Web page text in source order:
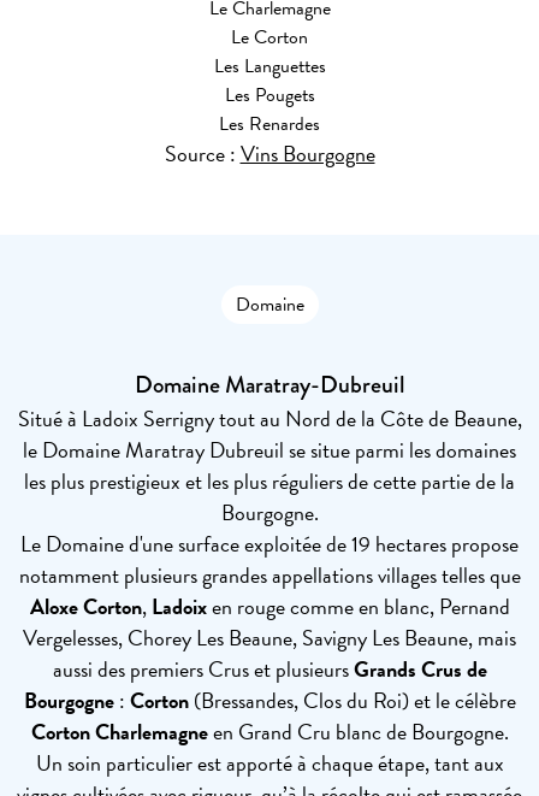
Le Charlemagne
Le Corton
Les Languettes
Les Pougets
Les Renardes
Source :Vins Bourgogne
Domaine
Domaine Maratray-Dubreuil
Situé à Ladoix Serrigny tout au Nord de la Côte de Beaune,
le Domaine Maratray Dubreuil se situe parmi les domaines
les plus prestigieux et les plus réguliers de cette partie de la
Bourgogne.
Le Domaine d'une surface exploitée de 19 hectares propose
notamment plusieurs grandes appellations villages telles que
Aloxe Corton,Ladoixen rouge comme en blanc, Pernand
Vergelesses, Chorey Les Beaune, Savigny Les Beaune, mais
aussi des premiers Crus et plusieursGrands Crus de
Bourgogne:Corton(Bressandes, Clos du Roi) et le célèbre
Corton Charlemagneen Grand Cru blanc de Bourgogne.
Un soin particulier est apporté à chaque étape, tant aux